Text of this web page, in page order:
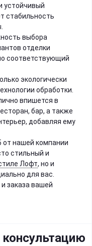
устойчивый
стабильность
выбора
отделки
соответствующий
экологически
обработки.
впишется в
бар, а также
добавляя ему
от нашей компании
стильный и
Лофт, но и
для вас.
заказа вашей